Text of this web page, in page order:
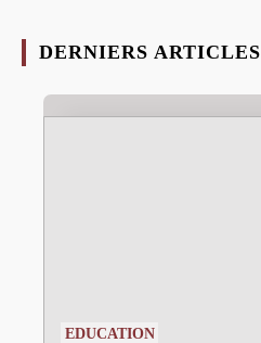
DERNIERS ARTICLES
EDUCATION